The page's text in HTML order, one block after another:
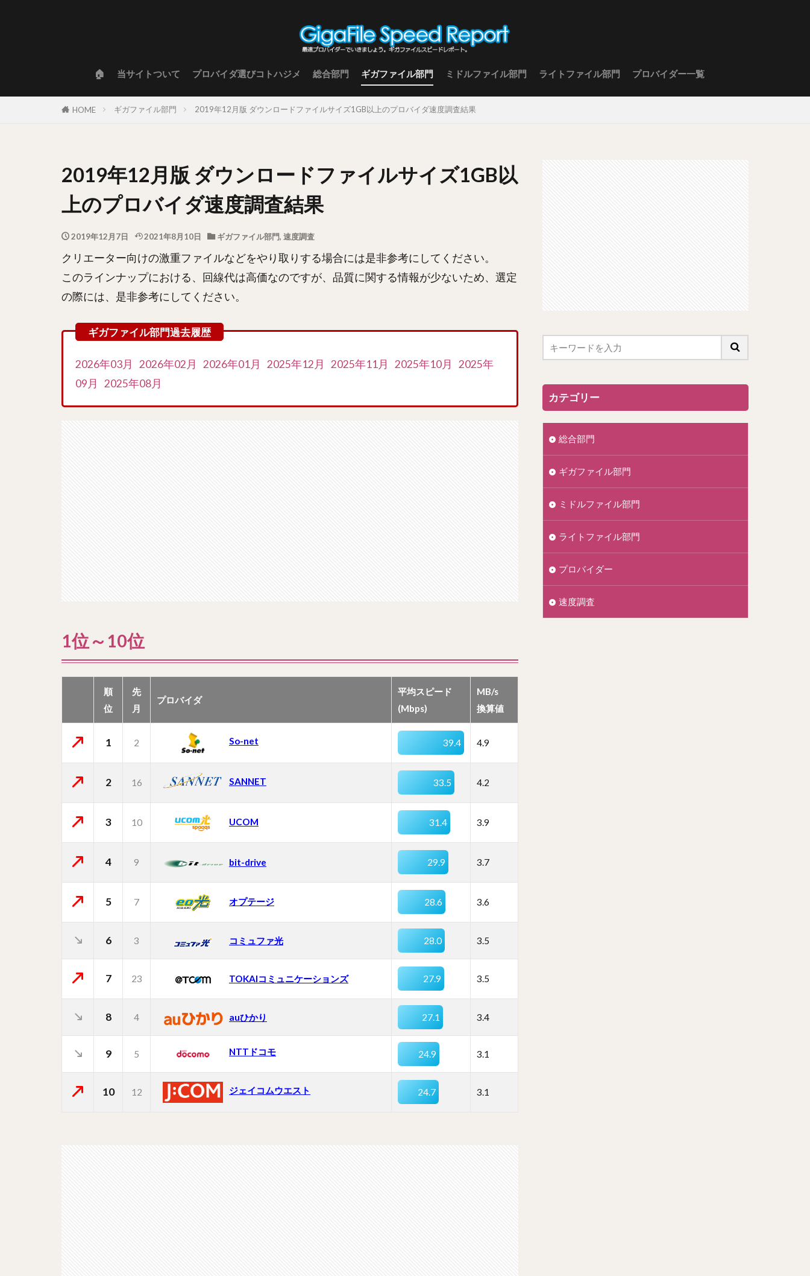
🏠 当サイトついて プロバイダ選びコトハジメ 総合部門 ギガファイル部門 ミドルファイル部門 ライトファイル部門 プロバイダー一覧
HOME ギガファイル部門 2019年12月版 ダウンロードファイルサイズ1GB以上のプロバイダ速度調査結果
2019年12月版 ダウンロードファイルサイズ1GB以
上のプロバイダ速度調査結果
2019年12月7日 2021年8月10日 ギガファイル部門, 速度調査
クリエーター向けの激重ファイルなどをやり取りする場合には是非参考にしてください。
このラインナップにおける、回線代は高価なのですが、品質に関する情報が少ないため、選定
の際には、是非参考にしてください。
2026年03月 2026年02月 2026年01月 2025年12月 2025年11月 2025年10月
2025年
09月
2025年08月
1位～10位
順
位
先
月
プロバイダ
平均スピード
(Mbps)
MB/s
換算値
1 2 So-net 39.4 4.9
2 16 SANNET 33.5 4.2
3 10 UCOM 31.4 3.9
4 9 bit-drive 29.9 3.7
5 7 オプテージ 28.6 3.6
6 3 コミュファ光 28.0 3.5
7 23 TOKAIコミュニケーションズ 27.9 3.5
8 4 auひかり 27.1 3.4
9 5 NTTドコモ 24.9 3.1
10 12 ジェイコムウエスト 24.7 3.1
カテゴリー
総合部門
ギガファイル部門
ミドルファイル部門
ライトファイル部門
プロバイダー
速度調査